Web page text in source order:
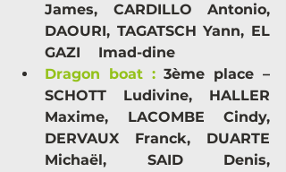
James, CARDILLO Antonio,
DAOURI, TAGATSCH Yann, EL
GAZI    Imad-dine
Dragon boat : 3ème place –
SCHOTT Ludivine, HALLER
Maxime, LACOMBE Cindy,
DERVAUX Franck, DUARTE
Michaël, SAID Denis,